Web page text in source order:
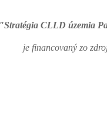
"Stratégia CLLD územia
je financovaný zo